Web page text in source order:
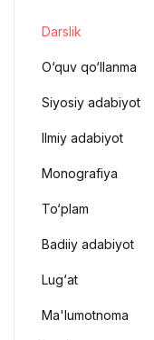
Darslik
O‘quv qo‘llanma
Siyosiy adabiyot
Ilmiy adabiyot
Monografiya
To‘plam
Badiiy adabiyot
Lug‘at
Ma'lumotnoma